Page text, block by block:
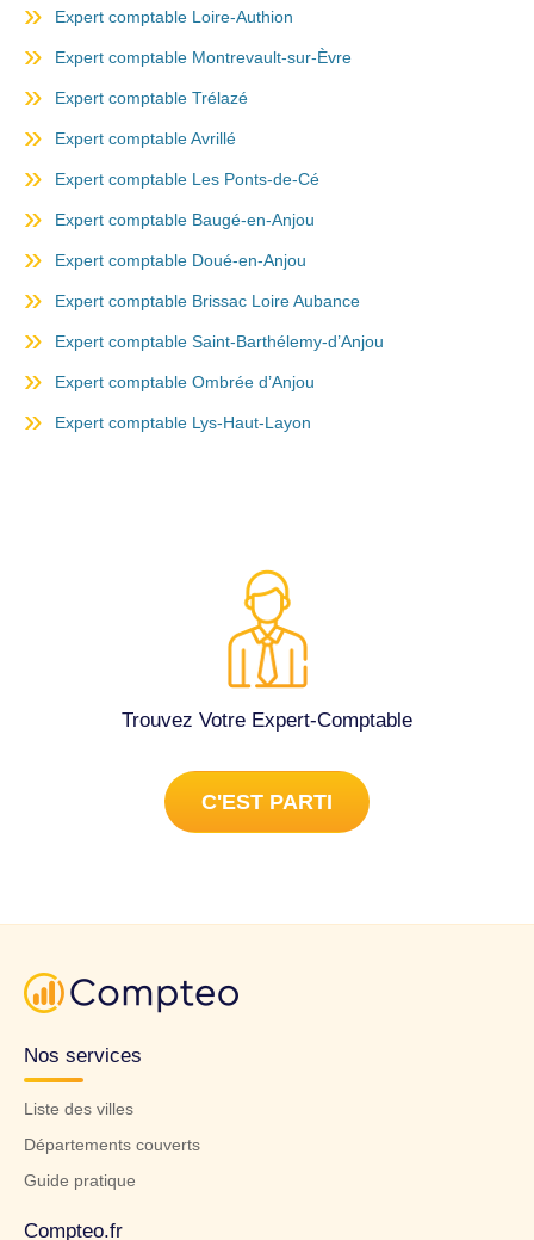
Expert comptable Loire-Authion
Expert comptable Montrevault-sur-Èvre
Expert comptable Trélazé
Expert comptable Avrillé
Expert comptable Les Ponts-de-Cé
Expert comptable Baugé-en-Anjou
Expert comptable Doué-en-Anjou
Expert comptable Brissac Loire Aubance
Expert comptable Saint-Barthélemy-d’Anjou
Expert comptable Ombrée d’Anjou
Expert comptable Lys-Haut-Layon
Trouvez Votre Expert-Comptable
C'EST PARTI
Nos services
Liste des villes
Départements couverts
Guide pratique
Compteo.fr